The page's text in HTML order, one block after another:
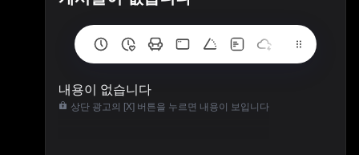
내용이 없습니다
상단 광고의 [X] 버튼을 누르면 내용이 보입니다